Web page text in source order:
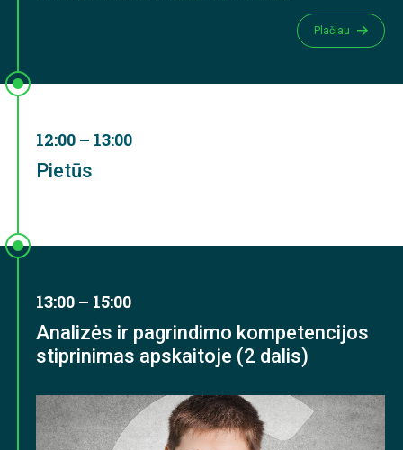
Plačiau
12:00 – 13:00
Pietūs
13:00 – 15:00
Analizės ir pagrindimo kompetencijos
stiprinimas apskaitoje (2 dalis)